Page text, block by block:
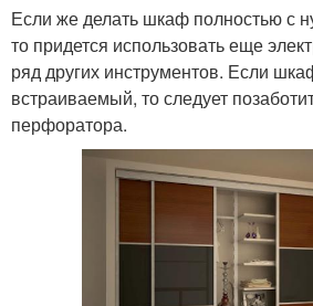
Если же делать шкаф полностью с
то придется использовать еще
ряд других инструментов. Если
встраиваемый, то следует
перфоратора.